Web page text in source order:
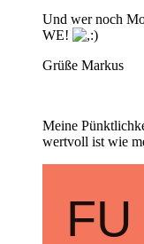
Und wer noch
WE!
Grüße Markus
Meine
wertvoll ist wie